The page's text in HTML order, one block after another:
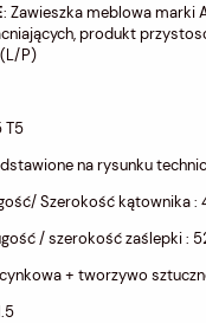
: Zawieszka meblowa marki
produkt
P)
T5
na rysunku
Szerokość kątownika
/ szerokość zaślepki :
+ tworzywo